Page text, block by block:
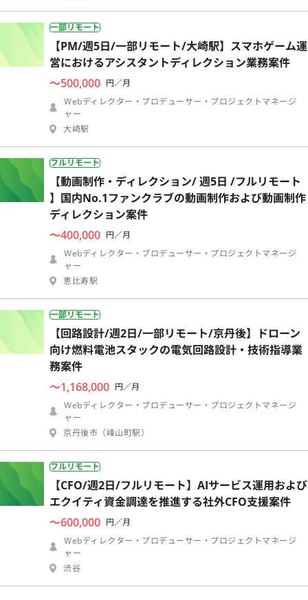
一部リモート
【PM/週5日/一部リモート/大崎駅】スマホゲーム運
営におけるアシスタントディレクション業務案件
〜500,000 円／月
Webディレクター・プロデューサー・プロジェクトマネージ
ャー
大崎駅
フルリモート
【動画制作・ディレクション/ 週5日 /フルリモート
】国内No.1ファンクラブの動画制作および動画制作
ディレクション案件
〜400,000 円／月
Webディレクター・プロデューサー・プロジェクトマネージ
ャー
恵比寿駅
一部リモート
【回路設計/週2日/一部リモート/京丹後】ドローン
向け燃料電池スタックの電気回路設計・技術指導業
務案件
〜1,168,000 円／月
Webディレクター・プロデューサー・プロジェクトマネージ
ャー
京丹後市（峰山町駅）
フルリモート
【CFO/週2日/フルリモート】AIサービス運用および
エクイティ資金調達を推進する社外CFO支援案件
〜600,000 円／月
Webディレクター・プロデューサー・プロジェクトマネージ
ャー
渋谷